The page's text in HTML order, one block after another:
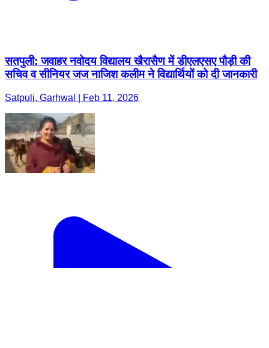
सतपुली: जवाहर नवोदय विद्यालय खैरासैण में डीएलएसए पौड़ी की
सचिव व सीनियर जज नाजिश कलीम ने विद्यार्थियों को दी जानकारी
Satpuli, Garhwal | Feb 11, 2026